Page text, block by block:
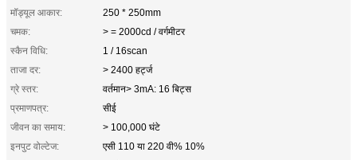
मॉड्यूल आकार:
250 * 250mm
चमक:
> = 2000cd / वर्गमीटर
स्कैन विधि:
1 / 16scan
ताजा दर:
> 2400 हर्ट्ज
ग्रे स्तर:
वर्तमान> 3mA: 16 बिट्स
प्रमाणपत्र:
सीई
जीवन का समाय:
> 100,000 घंटे
इनपुट वोल्टेज:
एसी 110 या 220 वी% 10%